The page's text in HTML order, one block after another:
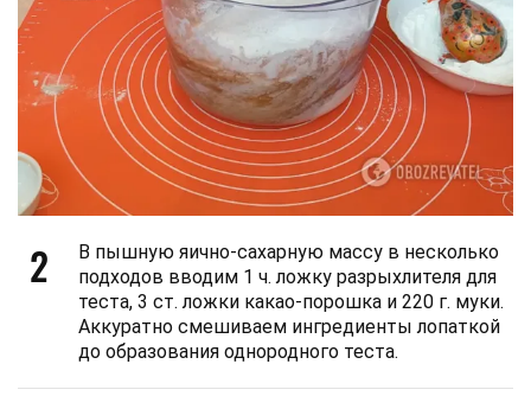
2
В пышную яично-сахарную массу в несколько
подходов вводим 1 ч. ложку разрыхлителя для
теста, 3 ст. ложки какао-порошка и 220 г. муки.
Аккуратно смешиваем ингредиенты лопаткой
до образования однородного теста.